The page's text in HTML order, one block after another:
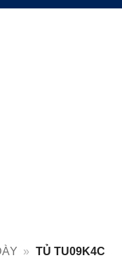
» TỦ TU09K4C